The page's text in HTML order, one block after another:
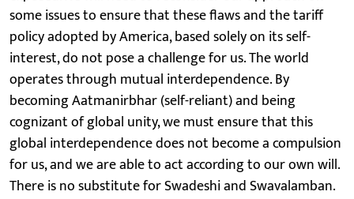
some issues to ensure that these flaws and the tariff
policy adopted by America, based solely on its self-
interest, do not pose a challenge for us. The world
operates through mutual interdependence. By
becoming Aatmanirbhar (self-reliant) and being
cognizant of global unity, we must ensure that this
global interdependence does not become a compulsion
for us, and we are able to act according to our own will.
There is no substitute for Swadeshi and Swavalamban.